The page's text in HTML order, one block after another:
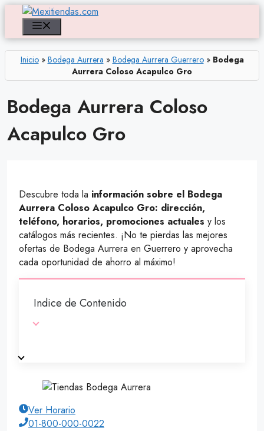
Saltar
contenido
Inicio» Bodega Aurrera » Bodega Aurrera Guerrero» Bodega
Aurrera Coloso Acapulco Gro
Bodega Aurrera Coloso
Acapulco Gro
Descubre toda la información sobre el Bodega
Aurrera Coloso Acapulco Gro: dirección,
teléfono, horarios, promociones actuales y los
catálogos más recientes. ¡No te pierdas las mejores
ofertas de Bodega Aurrera en Guerrero y aprovecha
cada oportunidad de ahorro al máximo!
Indice de Contenido
Ver Horario
01-800-000-0022